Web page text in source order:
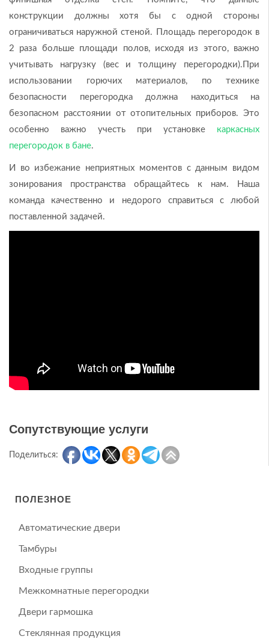
конструкции должны хотя бы с одной стороны
ограничиваться наружной стеной. Площадь перегородок в
2 раза больше площади полов, исходя из этого, важно
учитывать нагрузку (вес и толщину перегородки).При
использовании горючих материалов, по технике
безопасности перегородка должна находиться на
безопасном расстоянии от отопительных приборов. Это
особенно важно учесть при установке каркасных
перегородок в бане.
И во избежание неприятных моментов с данным видом
зонирования пространства обращайтесь к нам. Наша
команда качественно и недорого справиться с любой
поставленной задачей.
Сопутствующие услуги
Поделиться:
ПОЛЕЗНОЕ
Автоматические двери
Тамбуры
Входные группы
Межкомнатные перегородки
Двери гармошка
Стеклянная продукция